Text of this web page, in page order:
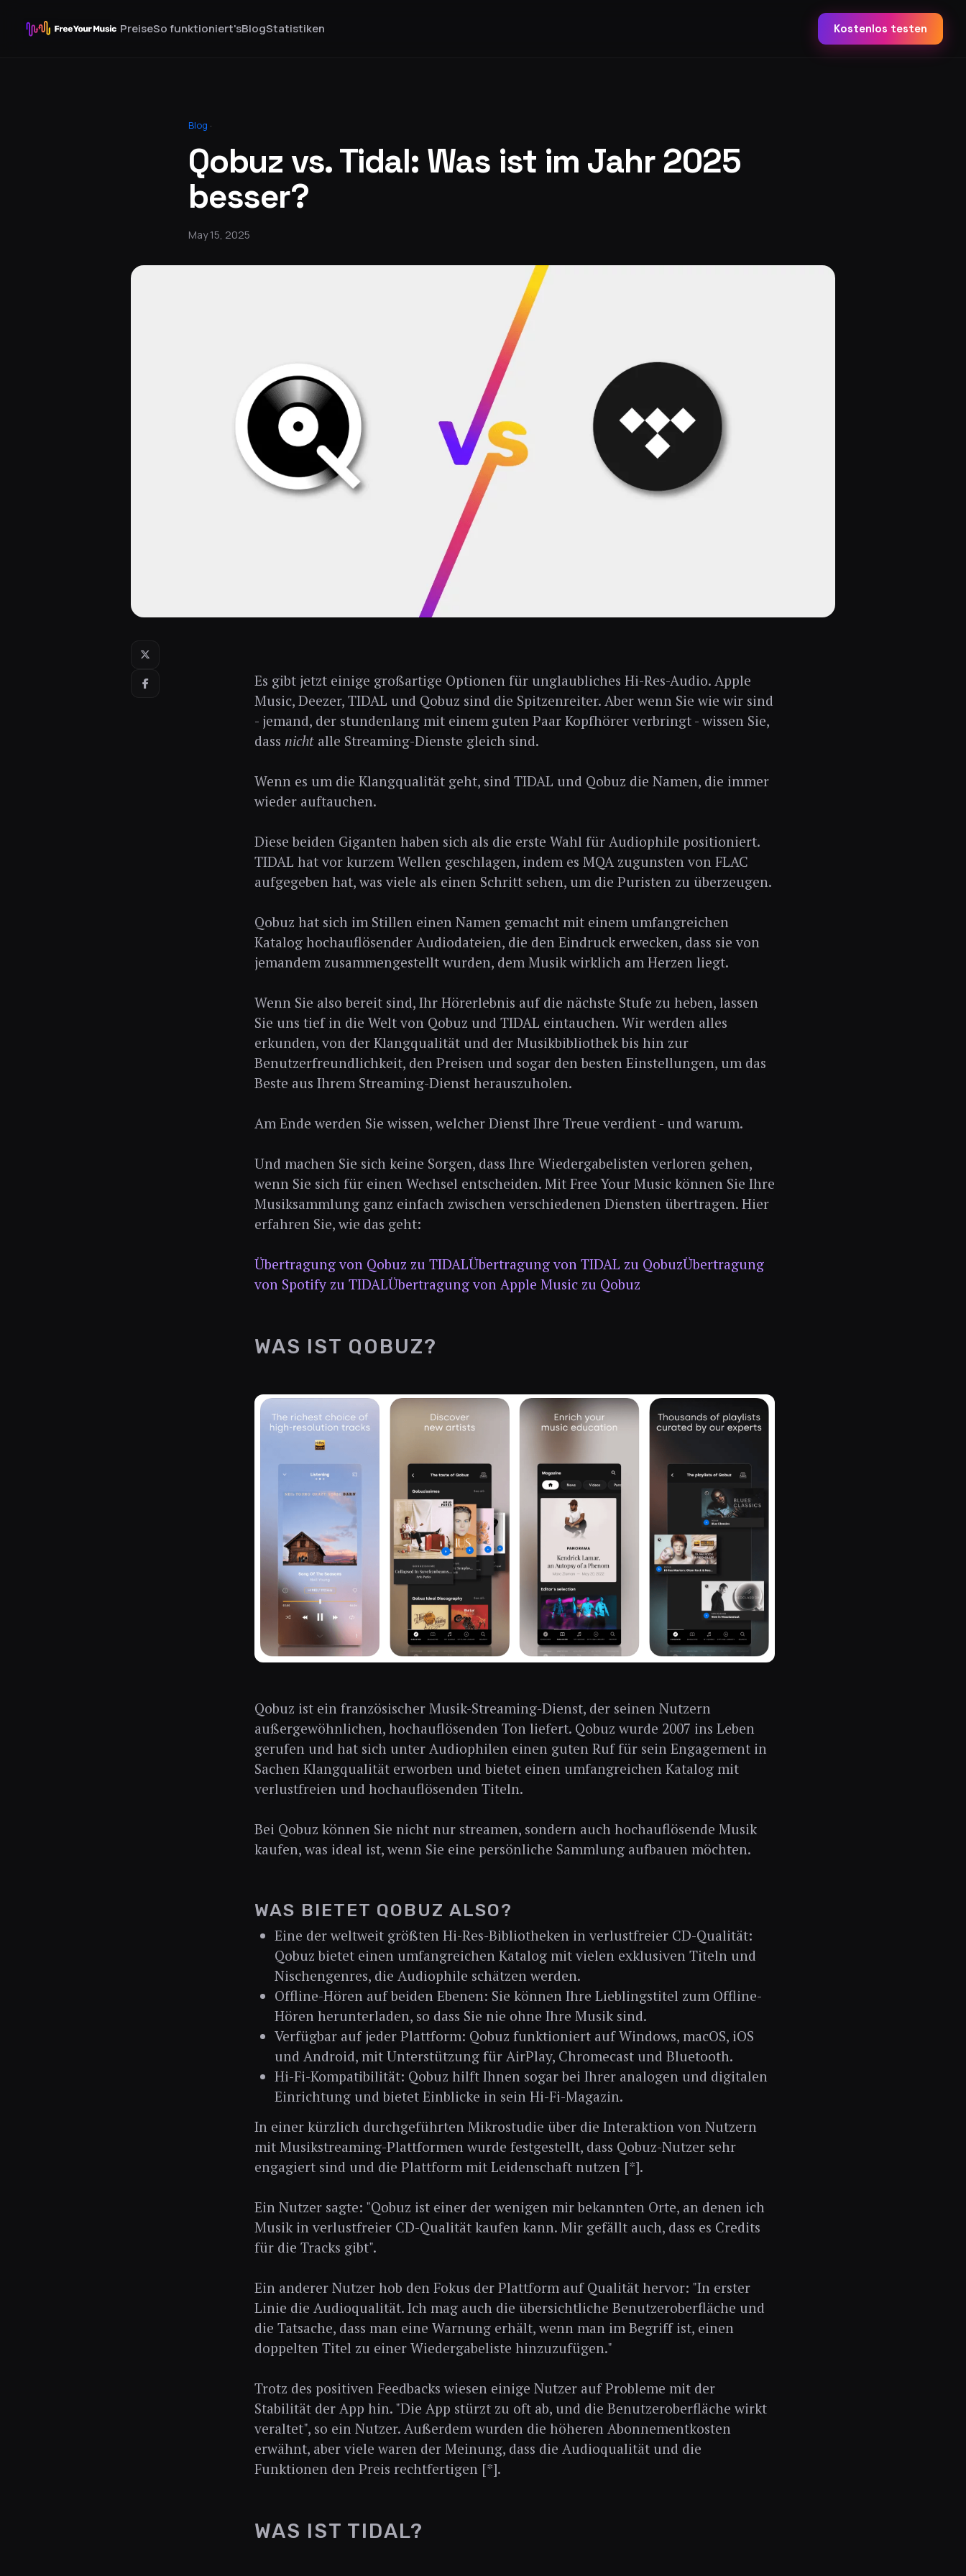
PreiseSo funktioniert'sBlogStatistiken Kostenlos testen
Blog ·
Qobuz vs. Tidal: Was ist im Jahr 2025
besser?
May 15, 2025
Es gibt jetzt einige großartige Optionen für unglaubliches Hi-Res-Audio. Apple
Music, Deezer, TIDAL und Qobuz sind die Spitzenreiter. Aber wenn Sie wie wir sind
- jemand, der stundenlang mit einem guten Paar Kopfhörer verbringt - wissen Sie,
dass nicht alle Streaming-Dienste gleich sind.
Wenn es um die Klangqualität geht, sind TIDAL und Qobuz die Namen, die immer
wieder auftauchen.
Diese beiden Giganten haben sich als die erste Wahl für Audiophile positioniert.
TIDAL hat vor kurzem Wellen geschlagen, indem es MQA zugunsten von FLAC
aufgegeben hat, was viele als einen Schritt sehen, um die Puristen zu überzeugen.
Qobuz hat sich im Stillen einen Namen gemacht mit einem umfangreichen
Katalog hochauflösender Audiodateien, die den Eindruck erwecken, dass sie von
jemandem zusammengestellt wurden, dem Musik wirklich am Herzen liegt.
Wenn Sie also bereit sind, Ihr Hörerlebnis auf die nächste Stufe zu heben, lassen
Sie uns tief in die Welt von Qobuz und TIDAL eintauchen. Wir werden alles
erkunden, von der Klangqualität und der Musikbibliothek bis hin zur
Benutzerfreundlichkeit, den Preisen und sogar den besten Einstellungen, um das
Beste aus Ihrem Streaming-Dienst herauszuholen.
Am Ende werden Sie wissen, welcher Dienst Ihre Treue verdient - und warum.
Und machen Sie sich keine Sorgen, dass Ihre Wiedergabelisten verloren gehen,
wenn Sie sich für einen Wechsel entscheiden. Mit Free Your Music können Sie Ihre
Musiksammlung ganz einfach zwischen verschiedenen Diensten übertragen. Hier
erfahren Sie, wie das geht:
Übertragung von Qobuz zu TIDALÜbertragung von TIDAL zu QobuzÜbertragung
von Spotify zu TIDALÜbertragung von Apple Music zu Qobuz
WAS IST QOBUZ?
Qobuz ist ein französischer Musik-Streaming-Dienst, der seinen Nutzern
außergewöhnlichen, hochauflösenden Ton liefert. Qobuz wurde 2007 ins Leben
gerufen und hat sich unter Audiophilen einen guten Ruf für sein Engagement in
Sachen Klangqualität erworben und bietet einen umfangreichen Katalog mit
verlustfreien und hochauflösenden Titeln.
Bei Qobuz können Sie nicht nur streamen, sondern auch hochauflösende Musik
kaufen, was ideal ist, wenn Sie eine persönliche Sammlung aufbauen möchten.
WAS BIETET QOBUZ ALSO?
Eine der weltweit größten Hi-Res-Bibliotheken in verlustfreier CD-Qualität:
Qobuz bietet einen umfangreichen Katalog mit vielen exklusiven Titeln und
Nischengenres, die Audiophile schätzen werden.
Offline-Hören auf beiden Ebenen: Sie können Ihre Lieblingstitel zum Offline-
Hören herunterladen, so dass Sie nie ohne Ihre Musik sind.
Verfügbar auf jeder Plattform: Qobuz funktioniert auf Windows, macOS, iOS
und Android, mit Unterstützung für AirPlay, Chromecast und Bluetooth.
Hi-Fi-Kompatibilität: Qobuz hilft Ihnen sogar bei Ihrer analogen und digitalen
Einrichtung und bietet Einblicke in sein Hi-Fi-Magazin.
In einer kürzlich durchgeführten Mikrostudie über die Interaktion von Nutzern
mit Musikstreaming-Plattformen wurde festgestellt, dass Qobuz-Nutzer sehr
engagiert sind und die Plattform mit Leidenschaft nutzen [*].
Ein Nutzer sagte: "Qobuz ist einer der wenigen mir bekannten Orte, an denen ich
Musik in verlustfreier CD-Qualität kaufen kann. Mir gefällt auch, dass es Credits
für die Tracks gibt".
Ein anderer Nutzer hob den Fokus der Plattform auf Qualität hervor: "In erster
Linie die Audioqualität. Ich mag auch die übersichtliche Benutzeroberfläche und
die Tatsache, dass man eine Warnung erhält, wenn man im Begriff ist, einen
doppelten Titel zu einer Wiedergabeliste hinzuzufügen."
Trotz des positiven Feedbacks wiesen einige Nutzer auf Probleme mit der
Stabilität der App hin. "Die App stürzt zu oft ab, und die Benutzeroberfläche wirkt
veraltet", so ein Nutzer. Außerdem wurden die höheren Abonnementkosten
erwähnt, aber viele waren der Meinung, dass die Audioqualität und die
Funktionen den Preis rechtfertigen [*].
WAS IST TIDAL?